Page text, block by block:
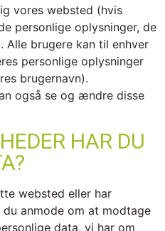
vores websted (hvis
personlige oplysninger, de
Alle brugere kan til enhver
personlige oplysninger
brugernavn).
også se og ændre disse
HAR DU
websted eller har
anmode om at modtage
data, vi har om